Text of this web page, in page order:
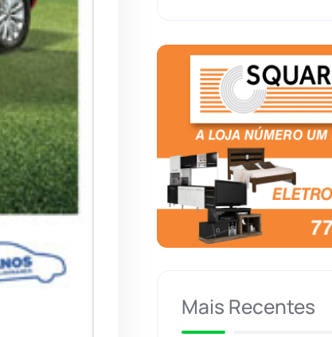
Bom Jesus da Lapa
Boquira
Botuporã
Brasil
Brumado
Caculé
Mais Recentes